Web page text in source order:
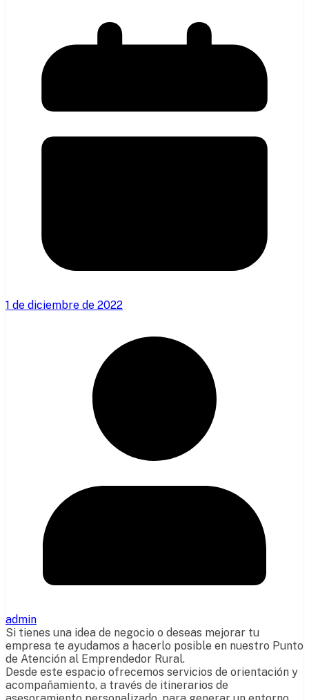
1 de diciembre de 2022
admin
Si tienes una idea de negocio o deseas mejorar tu
empresa te ayudamos a hacerlo posible en nuestro Punto
de Atención al Emprendedor Rural.
Desde este espacio ofrecemos servicios de orientación y
acompañamiento, a través de itinerarios de